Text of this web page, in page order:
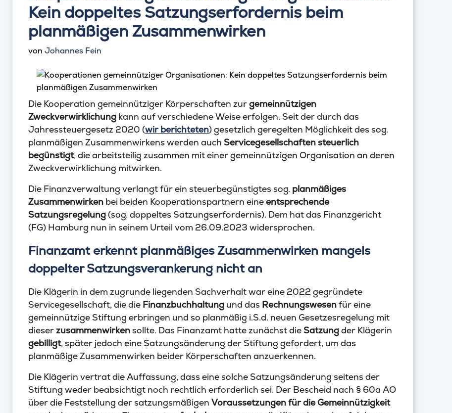
Kein doppeltes Satzungserfordernis beim
planmäßigen Zusammenwirken
von Johannes Fein
Die Kooperation gemeinnütziger Körperschaften zurgemeinnützigen
Zweckverwirklichung kann auf verschiedene Weise erfolgen. Seit der durch das
Jahressteuergesetz 2020 (wir berichteten) gesetzlich geregelten Möglichkeit des sog.
planmäßigen Zusammenwirkens werden auch Servicegesellschaften steuerlich
begünstigt, die arbeitsteilig zusammen mit einer gemeinnützigen Organisation an deren
Zweckverwirklichung mitwirken.
Die Finanzverwaltung verlangt für ein steuerbegünstigtes sog. planmäßiges
Zusammenwirken bei beiden Kooperationspartnern eineentsprechende
Satzungsregelung(sog. doppeltes Satzungserfordernis). Dem hat das Finanzgericht
(FG) Hamburg nun in seinem Urteil vom 26.09.2023 widersprochen.
Finanzamt erkennt planmäßiges Zusammenwirken mangels
doppelter Satzungsverankerung nicht an
Die Klägerin in dem zugrunde liegenden Sachverhalt war eine 2022 gegründete
Servicegesellschaft, die die Finanzbuchhaltung und das Rechnungswesenfür eine
gemeinnützige Stiftung erbringen und so planmäßig i.S.d. neuen Gesetzesregelung mit
dieserzusammenwirkensollte. Das Finanzamt hatte zunächst dieSatzungder Klägerin
gebilligt, später jedoch eine Satzungsänderung der Stiftung gefordert, um das
planmäßige Zusammenwirken beider Körperschaften anzuerkennen.
Die Klägerin vertrat die Auffassung, dass eine solche Satzungsänderung seitens der
Stiftung weder beabsichtigt noch rechtlich erforderlich sei. Der Bescheid nach § 60a AO
über die Feststellung der satzungsmäßigen Voraussetzungen für die Gemeinnützigkeit